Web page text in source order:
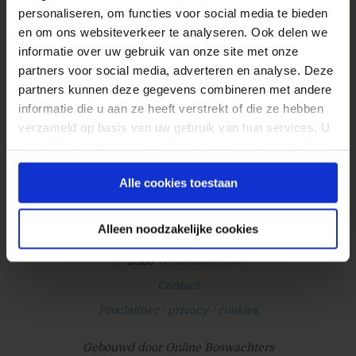
personaliseren, om functies voor social media te bieden
en om ons websiteverkeer te analyseren. Ook delen we
informatie over uw gebruik van onze site met onze
partners voor social media, adverteren en analyse. Deze
partners kunnen deze gegevens combineren met andere
informatie die u aan ze heeft verstrekt of die ze hebben
verzameld op basis van uw gebruik van hun services. U
gebruiken.
Alle cookies toestaan
Alleen noodzakelijke cookies
zoekresultaten in Google, voor zoekopdrachten
naar producten, zijn voorzien van het
productaanbod vanuit Google Shopping.
Hieronder een voorbeeld voor de zoekopdracht
“Philips...
» Lees meer van 'Meet het succes van Google
Shopping met Google Analytics'
© 2026Webanalisten.nl
Contact
Proclaimer / privacy / cookies
Gebouwd door Online Boswachters